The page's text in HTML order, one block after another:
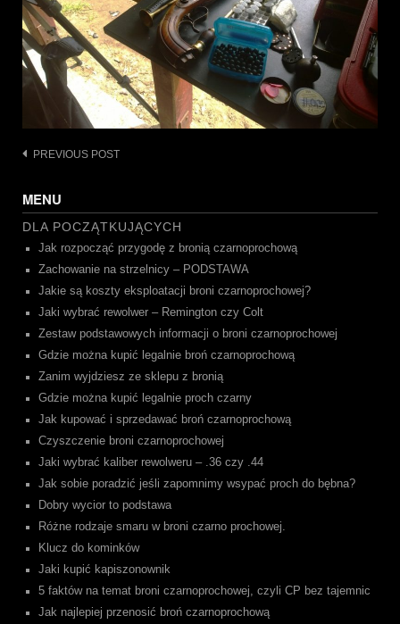
Post
PREVIOUS POST
MENU
DLA POCZĄTKUJĄCYCH
Jak rozpocząć przygodę z bronią czarnoprochową
Zachowanie na strzelnicy – PODSTAWA
Jakie są koszty eksploatacji broni czarnoprochowej?
Jaki wybrać rewolwer – Remington czy Colt
Zestaw podstawowych informacji o broni czarnoprochowej
Gdzie można kupić legalnie broń czarnoprochową
Zanim wyjdziesz ze sklepu z bronią
Gdzie można kupić legalnie proch czarny
Jak kupować i sprzedawać broń czarnoprochową
Czyszczenie broni czarnoprochowej
Jaki wybrać kaliber rewolweru – .36 czy .44
Jak sobie poradzić jeśli zapomnimy wsypać proch do bębna?
Dobry wycior to podstawa
Różne rodzaje smaru w broni czarno prochowej.
Klucz do kominków
Jaki kupić kapiszonownik
5 faktów na temat broni czarnoprochowej, czyli CP bez tajemnic
Jak najlepiej przenosić broń czarnoprochową